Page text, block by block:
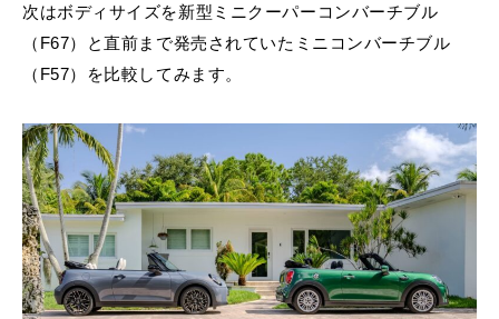
次はボディサイズを新型ミニクーパーコンバーチブル
（F67）と直前まで発売されていたミニコンバーチブル
（F57）を比較してみます。